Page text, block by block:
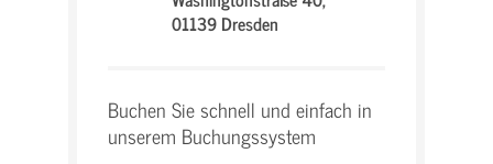
01139 Dresden
Buchen Sie schnell und einfach in
unserem Buchungssystem